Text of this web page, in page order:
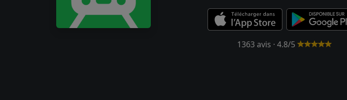
1363 avis · 4.8/5